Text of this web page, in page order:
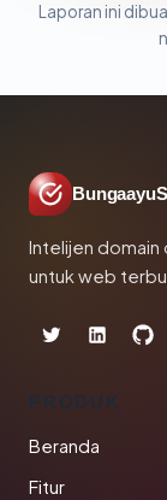
Laporan ini
Intelijen
untuk web
PRODUK
Beranda
Fitur